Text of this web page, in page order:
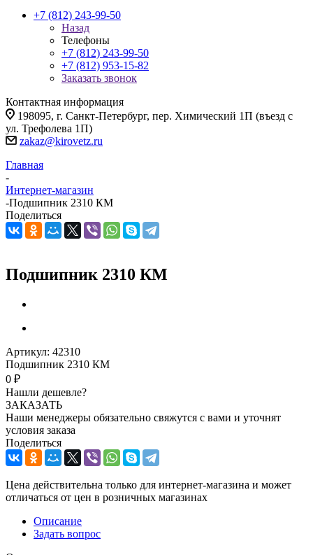
+7 (812) 243-99-50
Назад
Телефоны
+7 (812) 243-99-50
+7 (812) 953-15-82
Заказать звонок
Контактная информация
198095, г. Санкт-Петербург, пер. Химический 1П (въезд с
ул. Трефолева 1П)
zakaz@kirovetz.ru
Главная
-
Интернет-магазин
-Подшипник 2310 КМ
Поделиться
Подшипник 2310 КМ
Артикул: 42310
Подшипник 2310 КМ
0 ₽
Нашли дешевле?
ЗАКАЗАТЬ
Наши менеджеры обязательно свяжутся с вами и уточнят
условия заказа
Поделиться
Цена действительна только для интернет-магазина и может
отличаться от цен в розничных магазинах
Описание
Задать вопрос